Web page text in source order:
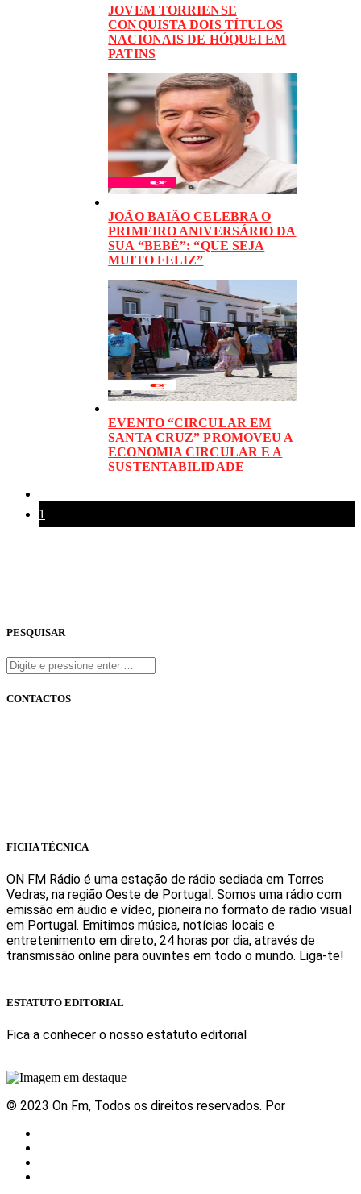
JOVEM TORRIENSE
CONQUISTA DOIS TÍTULOS
NACIONAIS DE HÓQUEI EM
PATINS
JOÃO BAIÃO CELEBRA O
PRIMEIRO ANIVERSÁRIO DA
SUA “BEBÉ”: “QUE SEJA
MUITO FELIZ”
EVENTO “CIRCULAR EM
SANTA CRUZ” PROMOVEU A
ECONOMIA CIRCULAR E A
SUSTENTABILIDADE
1
PESQUISAR
CONTACTOS
FICHA TÉCNICA
ON FM Rádio é uma estação de rádio sediada em Torres
Vedras, na região Oeste de Portugal. Somos uma rádio com
emissão em áudio e vídeo, pioneira no formato de rádio visual
em Portugal. Emitimos música, notícias locais e
entretenimento em direto, 24 horas por dia, através de
transmissão online para ouvintes em todo o mundo. Liga-te!
ESTATUTO EDITORIAL
Fica a conhecer o nosso estatuto editorial
© 2023 On Fm, Todos os direitos reservados. Por